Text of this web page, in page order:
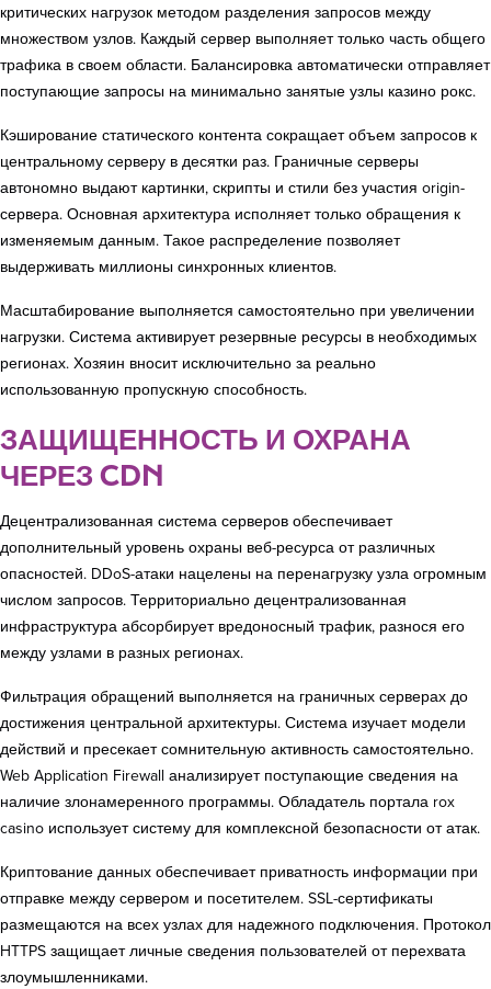
критических нагрузок методом разделения запросов между
множеством узлов. Каждый сервер выполняет только часть общего
трафика в своем области. Балансировка автоматически отправляет
поступающие запросы на минимально занятые узлы казино рокс.
Кэширование статического контента сокращает объем запросов к
центральному серверу в десятки раз. Граничные серверы
автономно выдают картинки, скрипты и стили без участия origin-
сервера. Основная архитектура исполняет только обращения к
изменяемым данным. Такое распределение позволяет
выдерживать миллионы синхронных клиентов.
Масштабирование выполняется самостоятельно при увеличении
нагрузки. Система активирует резервные ресурсы в необходимых
регионах. Хозяин вносит исключительно за реально
использованную пропускную способность.
ЗАЩИЩЕННОСТЬ И ОХРАНА
ЧЕРЕЗ CDN
Децентрализованная система серверов обеспечивает
дополнительный уровень охраны веб-ресурса от различных
опасностей. DDoS-атаки нацелены на перенагрузку узла огромным
числом запросов. Территориально децентрализованная
инфраструктура абсорбирует вредоносный трафик, разнося его
между узлами в разных регионах.
Фильтрация обращений выполняется на граничных серверах до
достижения центральной архитектуры. Система изучает модели
действий и пресекает сомнительную активность самостоятельно.
Web Application Firewall анализирует поступающие сведения на
наличие злонамеренного программы. Обладатель портала rox
casino использует систему для комплексной безопасности от атак.
Криптование данных обеспечивает приватность информации при
отправке между сервером и посетителем. SSL-сертификаты
размещаются на всех узлах для надежного подключения. Протокол
HTTPS защищает личные сведения пользователей от перехвата
злоумышленниками.